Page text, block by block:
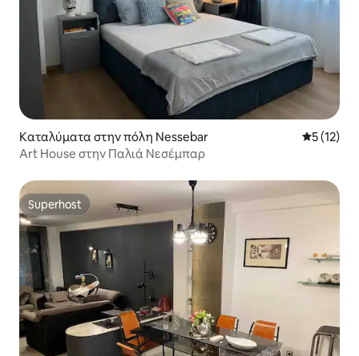
Καταλύματα στην πόλη Nessebar Μέση
5 (12)
Art House στην Παλιά Νεσέμπαρ
Superhost
Superhost